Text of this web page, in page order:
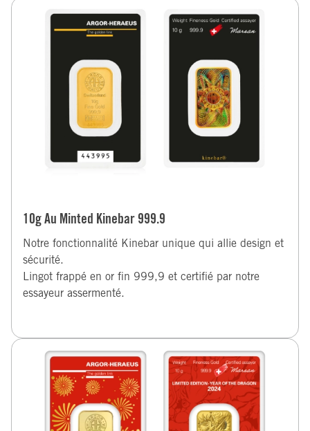
10g Au Minted Kinebar 999.9
Notre fonctionnalité Kinebar unique qui allie design et
sécurité.
Lingot frappé en or fin 999,9 et certifié par notre
essayeur assermenté.